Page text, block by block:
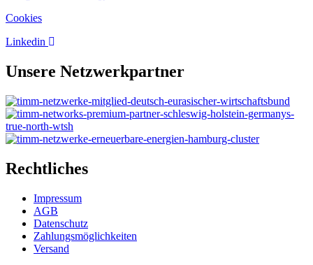
Cookies
Linkedin
Unsere Netzwerkpartner
Rechtliches
Impressum
AGB
Datenschutz
Zahlungsmöglichkeiten
Versand